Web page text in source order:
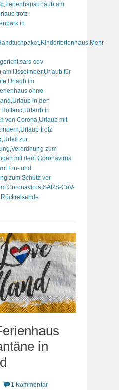
,Ferienhausurlaub am
trotz
in
,Kinderferienhaus,Mehr
,sars-cov-
am IJsselmeer,Urlaub für
,Urlaub im
ohne
,Urlaub in den
,Urlaub in
von Corona,Urlaub mit
,Urlaub trotz
,Urteil zur
,Verordnung zum
mit dem Coronavirus
Ein- und
zum Schutz vor
Coronavirus SARS-CoV-
in
1 Kommentar